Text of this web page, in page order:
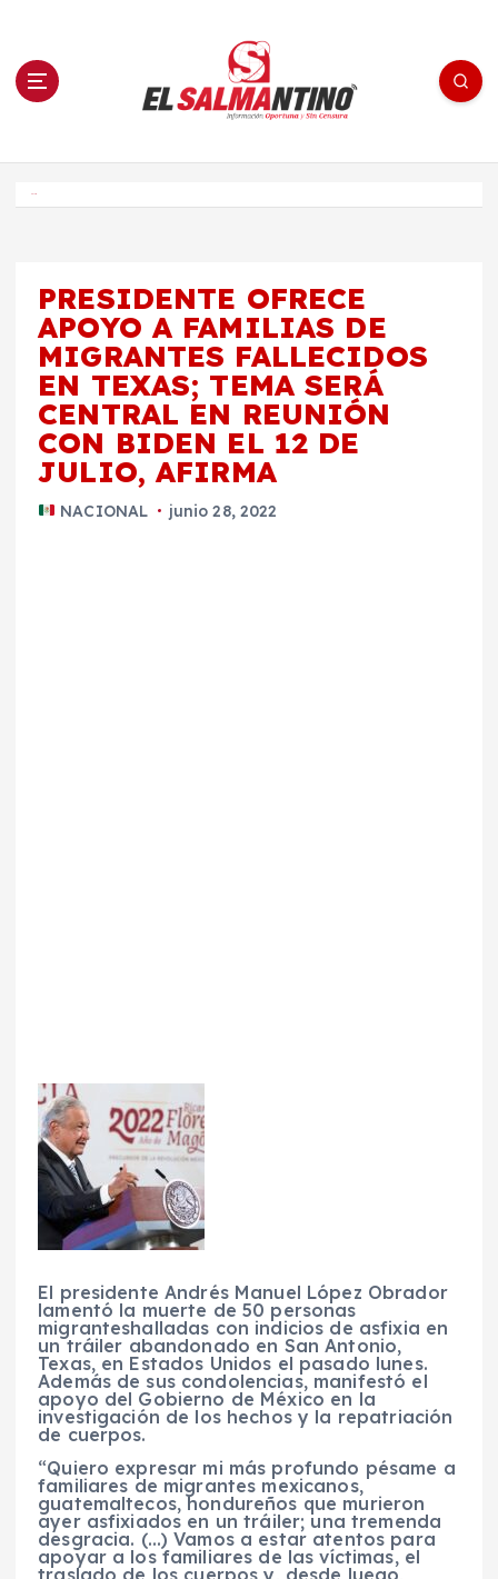
n El Salmantino - medios/noticias/editorial
PRESIDENTE OFRECE
APOYO A FAMILIAS DE
MIGRANTES FALLECIDOS
EN TEXAS; TEMA SERÁ
CENTRAL EN REUNIÓN
CON BIDEN EL 12 DE
JULIO, AFIRMA
NACIONAL junio 28, 2022
El presidente Andrés Manuel López Obrador
lamentó la muerte de 50 personas
migranteshalladas con indicios de asfixia en
un tráiler abandonado en San Antonio,
Texas, en Estados Unidos el pasado lunes.
Además de sus condolencias, manifestó el
apoyo del Gobierno de México en la
investigación de los hechos y la repatriación
de cuerpos.
“Quiero expresar mi más profundo pésame a
familiares de migrantes mexicanos,
guatemaltecos, hondureños que murieron
ayer asfixiados en un tráiler; una tremenda
desgracia. (…) Vamos a estar atentos para
apoyar a los familiares de las víctimas, el
traslado de los cuerpos y, desde luego,